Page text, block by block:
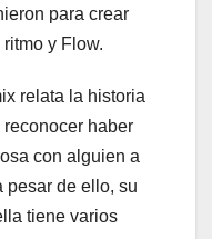
para crear
y Flow.
relata la historia
haber
con alguien a
pesar de ello, su
tiene varios